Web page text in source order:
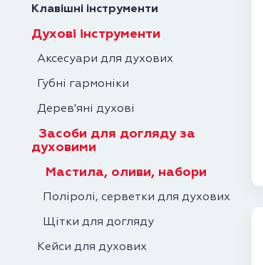
Клавішні інструменти
Духові інструменти
Аксесуари для духових
Губні гармоніки
Дерев'яні духові
Засоби для догляду за
духовими
Мастила, оливи, набори
Поліролі, серветки для духових
Щітки для догляду
Кейси для духових